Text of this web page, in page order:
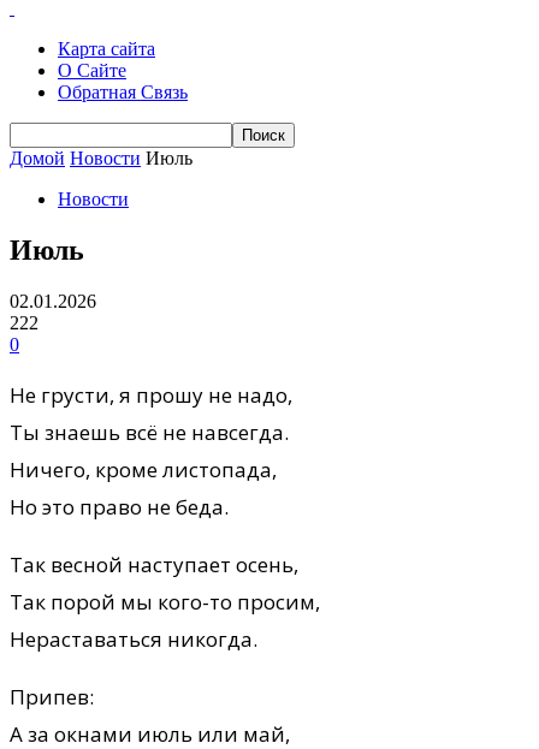
Карта сайта
О Сайте
Обратная Связь
Домой Новости Июль
Новости
Июль
02.01.2026
222
0
Не грусти, я прошу не надо,
Ты знаешь всё не навсегда.
Ничего, кроме листопада,
Но это право не беда.
Так весной наступает осень,
Так порой мы кого-то просим,
Нераставаться никогда.
Припев:
А за окнами июль или май,